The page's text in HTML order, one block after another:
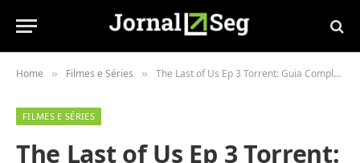
Home » Filmes e Séries » The Last of Us Ep 3 Torrent: Guia Completo e Precauções
FILMES E SÉRIES
The Last of Us Ep 3 Torrent: